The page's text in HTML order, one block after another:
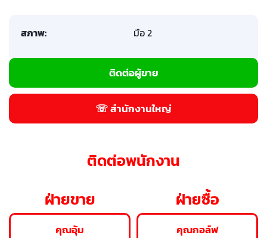
สภาพ: มือ 2
ติดต่อผู้ขาย
☏ สำนักงานใหญ่
ติดต่อพนักงาน
ฝ่ายขาย
คุณอุ้ม
ฝ่ายซื้อ
คุณกอล์ฟ